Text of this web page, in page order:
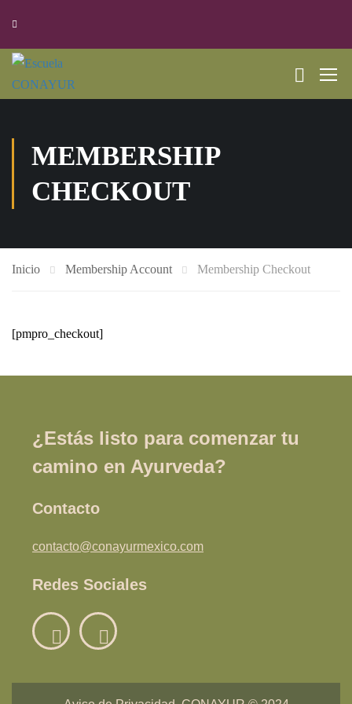
MEMBERSHIP
CHECKOUT
Inicio Membership Account Membership Checkout
[pmpro_checkout]
¿Estás listo para comenzar tu
camino en Ayurveda?
Contacto
contacto@conayurmexico.com
Redes Sociales